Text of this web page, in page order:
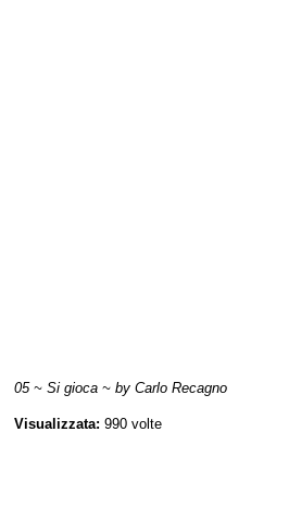
05 ~ Si gioca ~ by Carlo Recagno
Visualizzata: 990 volte